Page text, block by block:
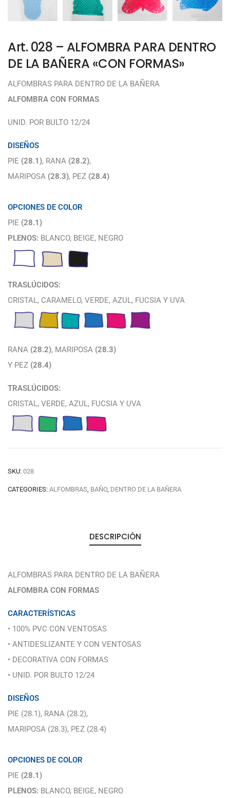
Art. 028 – ALFOMBRA PARA DENTRO
DE LA BAÑERA «CON FORMAS»
ALFOMBRAS PARA DENTRO DE LA BAÑERA
ALFOMBRA CON FORMAS
UNID. POR BULTO 12/24
DISEÑOS
PIE (28.1), RANA (28.2),
MARIPOSA (28.3), PEZ (28.4)
OPCIONES DE COLOR
PIE (28.1)
PLENOS: BLANCO, BEIGE, NEGRO
TRASLÚCIDOS:
CRISTAL, CARAMELO, VERDE, AZUL, FUCSIA Y UVA
RANA (28.2), MARIPOSA (28.3)
Y PEZ (28.4)
TRASLÚCIDOS:
CRISTAL, VERDE, AZUL, FUCSIA Y UVA
SKU: 028
CATEGORIES: ALFOMBRAS, BAÑO, DENTRO DE LA BAÑERA
DESCRIPCIÓN
ALFOMBRAS PARA DENTRO DE LA BAÑERA
ALFOMBRA CON FORMAS
CARACTERÍSTICAS
• 100% PVC CON VENTOSAS
• ANTIDESLIZANTE Y CON VENTOSAS
• DECORATIVA CON FORMAS
• UNID. POR BULTO 12/24
DISEÑOS
PIE (28.1), RANA (28.2),
MARIPOSA (28.3), PEZ (28.4)
OPCIONES DE COLOR
PIE (28.1)
PLENOS: BLANCO, BEIGE, NEGRO